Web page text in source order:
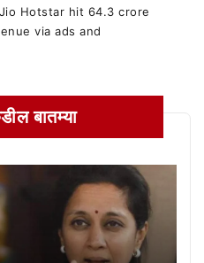
Hotstar hit 64.3 crore
via ads and
बातम्या